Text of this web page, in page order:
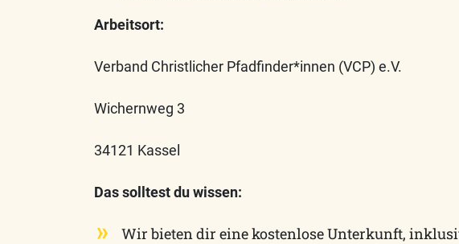
Arbeitsort:
Verband Christlicher Pfadfinder*innen (VCP) e.V.
Wichernweg 3
34121 Kassel
Das solltest du wissen:
Wir bieten dir eine kostenlose Unterkunft,